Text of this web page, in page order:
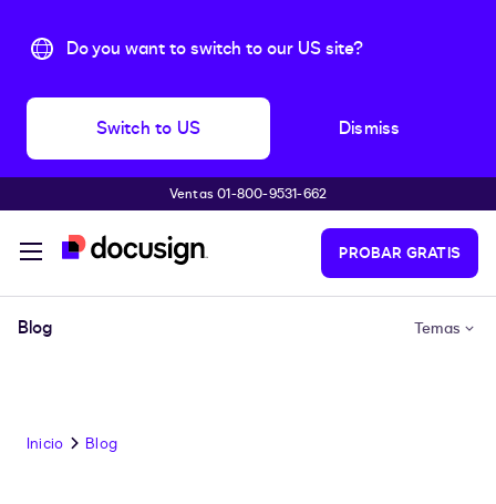
Do you want to switch to our US site?
Switch to US Dismiss
Accede al contenido principalVentas 01-800-9531-662
PROBAR GRATIS
Blog Temas
Inicio Blog